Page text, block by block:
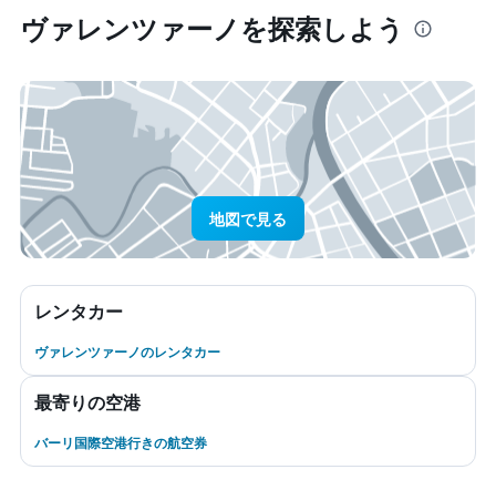
ヴァレンツァーノ​を探索しよう
地図で見る
レンタカー
ヴァレンツァーノのレンタカー
最寄りの空港
バーリ国際空港行きの航空券